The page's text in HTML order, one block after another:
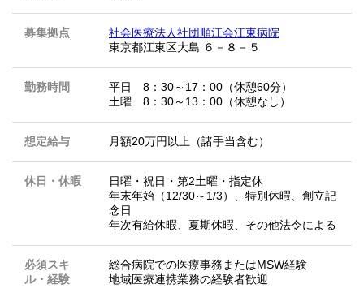
募集拠点
社会医療法人社団順江会江東病院
東京都江東区大島 ６－８－５
勤務時間
平日 8：30～17：00（休憩60分）
土曜 8：30～13：00（休憩なし）
想定給与 月額20万円以上（諸手当含む）
休日・休暇
日曜・祝日・第2土曜・指定休
年末年始（12/30～1/3）、特別休暇、創立記
念日
年次有給休暇、夏期休暇、その他法令による
必須スキ
ル・経験
総合病院での医療事務またはMSW経験
地域医療連携業務の経験者歓迎